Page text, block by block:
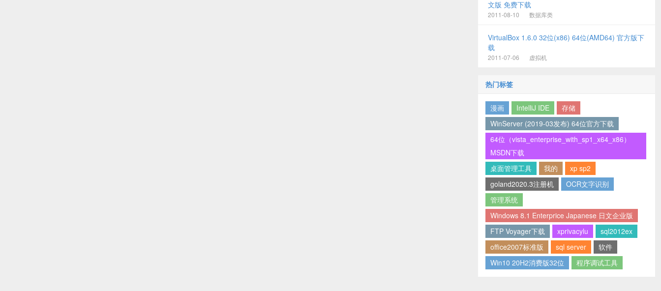
文版 免费下载
2011-08-10 数据库类
VirtualBox 1.6.0 32位(x86) 64位(AMD64) 官方版下
载
2011-07-06 虚拟机
热门标签
漫画 IntelliJ IDE
存储
WinServer (2019-03发布) 64位官方下载
64位（vista_enterprise_with_sp1_x64_x86）
MSDN下载
桌面管理工具
我的
xp sp2
goland2020.3注册机
OCR文字识别
管理系统
Windows 8.1 Enterprice Japanese 日文企业版
FTP Voyager下载
xprivacylu
sql2012ex
office2007标准版
sql server
软件
Win10 20H2消费版32位
程序调试工具